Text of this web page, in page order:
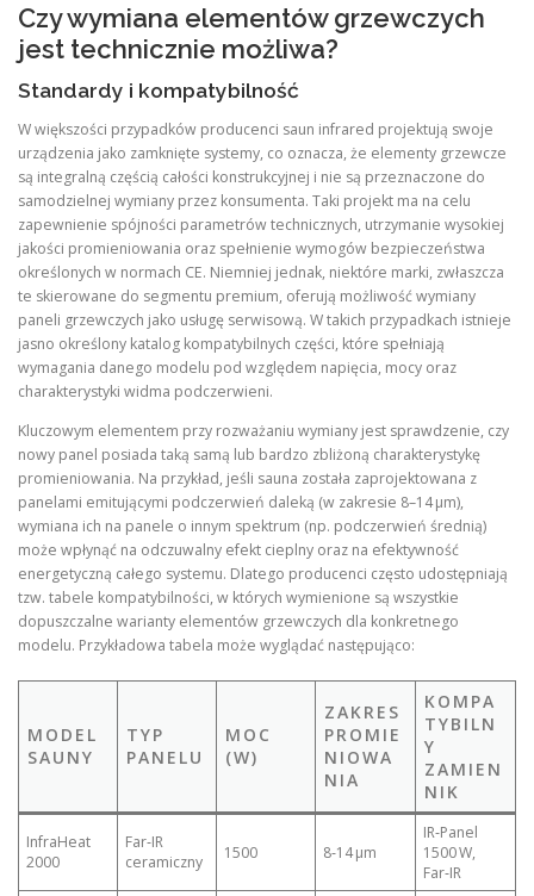
Czy wymiana elementów grzewczych
jest technicznie możliwa?
Standardy i kompatybilność
W większości przypadków producenci saun infrared projektują swoje
urządzenia jako zamknięte systemy, co oznacza, że elementy grzewcze
są integralną częścią całości konstrukcyjnej i nie są przeznaczone do
samodzielnej wymiany przez konsumenta. Taki projekt ma na celu
zapewnienie spójności parametrów technicznych, utrzymanie wysokiej
jakości promieniowania oraz spełnienie wymogów bezpieczeństwa
określonych w normach CE. Niemniej jednak, niektóre marki, zwłaszcza
te skierowane do segmentu premium, oferują możliwość wymiany
paneli grzewczych jako usługę serwisową. W takich przypadkach istnieje
jasno określony katalog kompatybilnych części, które spełniają
wymagania danego modelu pod względem napięcia, mocy oraz
charakterystyki widma podczerwieni.
Kluczowym elementem przy rozważaniu wymiany jest sprawdzenie, czy
nowy panel posiada taką samą lub bardzo zbliżoną charakterystykę
promieniowania. Na przykład, jeśli sauna została zaprojektowana z
panelami emitującymi podczerwień daleką (w zakresie 8–14 µm),
wymiana ich na panele o innym spektrum (np. podczerwień średnią)
może wpłynąć na odczuwalny efekt cieplny oraz na efektywność
energetyczną całego systemu. Dlatego producenci często udostępniają
tzw. tabele kompatybilności, w których wymienione są wszystkie
dopuszczalne warianty elementów grzewczych dla konkretnego
modelu. Przykładowa tabela może wyglądać następująco:
MODEL
SAUNY
TYP
PANELU
MOC
(W)
ZAKRES
PROMIE
NIOWA
NIA
KOMPA
TYBILN
Y
ZAMIEN
NIK
InfraHeat
2000
Far‑IR
ceramiczny
1500 8‑14 µm
IR‑Panel
1500 W,
Far‑IR